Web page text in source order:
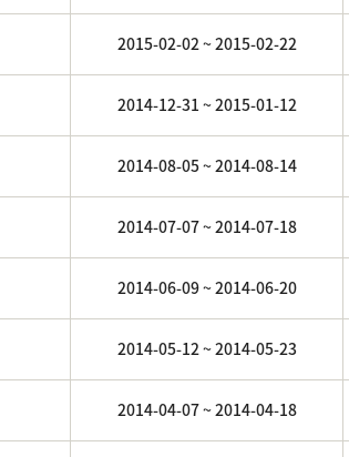
2015-02-02 ~ 2015-02-22
2014-12-31 ~ 2015-01-12
2014-08-05 ~ 2014-08-14
2014-07-07 ~ 2014-07-18
2014-06-09 ~ 2014-06-20
2014-05-12 ~ 2014-05-23
2014-04-07 ~ 2014-04-18